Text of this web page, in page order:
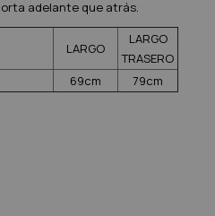
adelante que atrás.
LARGO
LARGO
TRASERO
69cm 79cm